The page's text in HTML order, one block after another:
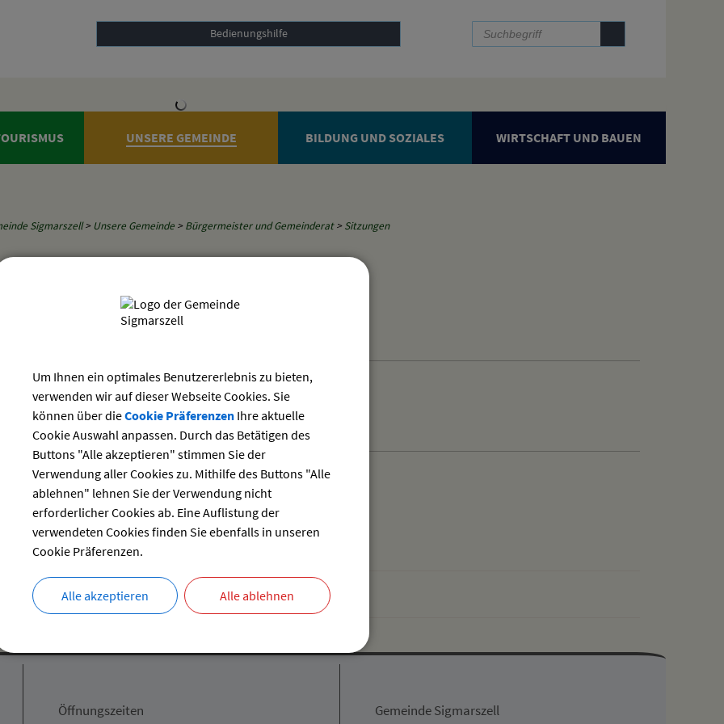
Bedienungshilfe
UNSERE GEMEINDE BILDUNG UND SOZIALES WIRTSCHAFT UND BAUEN
Sigmarszell> Unsere Gemeinde >Bürgermeister und Gemeinderat>Sitzungen
des Gemeinderats von Sigmarszell
Uhr
und Bauausschusssitzung
Uhr
und Bauausschusssitzung
Öffnungszeiten Gemeinde Sigmarszell
Um Ihnen ein optimales Benutzererlebnis zu bieten,
verwenden wir auf dieser Webseite Cookies. Sie
können über dieCookie PräferenzenIhre aktuelle
Cookie Auswahl anpassen. Durch das Betätigen des
Buttons "Alle akzeptieren" stimmen Sie der
Verwendung aller Cookies zu. Mithilfe des Buttons "Alle
ablehnen" lehnen Sie der Verwendung nicht
erforderlicher Cookies ab. Eine Auflistung der
verwendeten Cookies finden Sie ebenfalls in unseren
Cookie Präferenzen.
Alle akzeptieren Alle ablehnen